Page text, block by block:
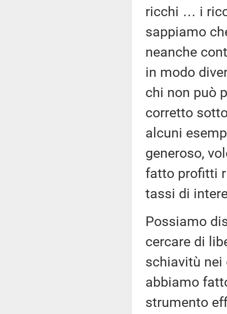
ricchi … i
sappiamo
neanche
in modo
chi non può
corretto
alcuni
generoso,
fatto profitti
tassi di
Possiamo
cercare di
schiavitù nei
abbiamo
strumento